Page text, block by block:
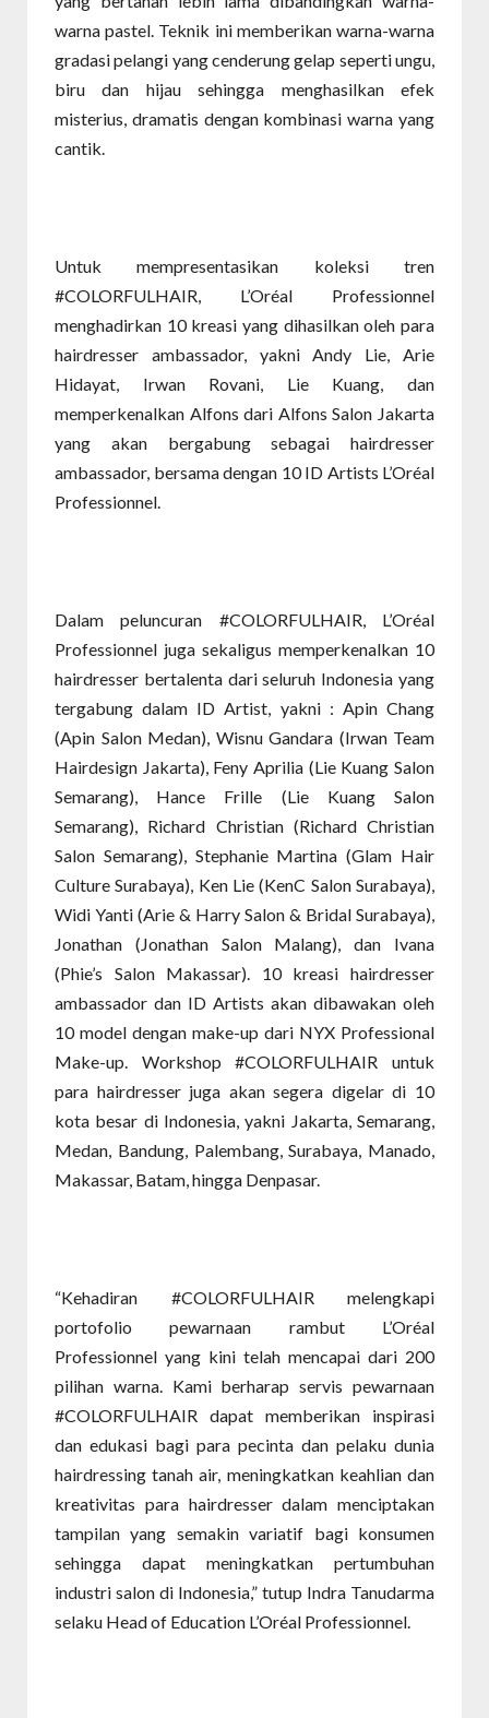
warna pastel. Teknik ini memberikan warna-warna
gradasi pelangi yang cenderung gelap seperti ungu,
biru dan hijau sehingga menghasilkan efek
misterius, dramatis dengan kombinasi warna yang
cantik.
Untuk mempresentasikan koleksi tren
#COLORFULHAIR, L’Oréal Professionnel
menghadirkan 10 kreasi yang dihasilkan oleh para
hairdresser ambassador, yakni Andy Lie, Arie
Hidayat, Irwan Rovani, Lie Kuang, dan
memperkenalkan Alfons dari Alfons Salon Jakarta
yang akan bergabung sebagai hairdresser
ambassador, bersama dengan 10 ID Artists L’Oréal
Professionnel.
Dalam peluncuran #COLORFULHAIR, L’Oréal
Professionnel juga sekaligus memperkenalkan 10
hairdresser bertalenta dari seluruh Indonesia yang
tergabung dalam ID Artist, yakni : Apin Chang
(Apin Salon Medan), Wisnu Gandara (Irwan Team
Hairdesign Jakarta), Feny Aprilia (Lie Kuang Salon
Semarang), Hance Frille (Lie Kuang Salon
Semarang), Richard Christian (Richard Christian
Salon Semarang), Stephanie Martina (Glam Hair
Culture Surabaya), Ken Lie (KenC Salon Surabaya),
Widi Yanti (Arie & Harry Salon & Bridal Surabaya),
Jonathan (Jonathan Salon Malang), dan Ivana
(Phie’s Salon Makassar). 10 kreasi hairdresser
ambassador dan ID Artists akan dibawakan oleh
10 model dengan make-up dari NYX Professional
Make-up. Workshop #COLORFULHAIR untuk
para hairdresser juga akan segera digelar di 10
kota besar di Indonesia, yakni Jakarta, Semarang,
Medan, Bandung, Palembang, Surabaya, Manado,
Makassar, Batam, hingga Denpasar.
“Kehadiran #COLORFULHAIR melengkapi
portofolio pewarnaan rambut L’Oréal
Professionnel yang kini telah mencapai dari 200
pilihan warna. Kami berharap servis pewarnaan
#COLORFULHAIR dapat memberikan inspirasi
dan edukasi bagi para pecinta dan pelaku dunia
hairdressing tanah air, meningkatkan keahlian dan
kreativitas para hairdresser dalam menciptakan
tampilan yang semakin variatif bagi konsumen
sehingga dapat meningkatkan pertumbuhan
industri salon di Indonesia,” tutup Indra Tanudarma
selaku Head of Education L’Oréal Professionnel.